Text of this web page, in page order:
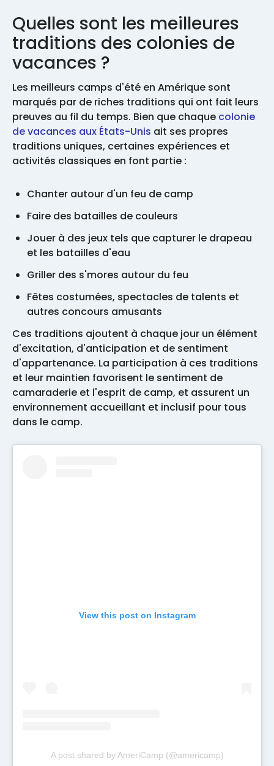
Quelles sont les meilleures
traditions des colonies de
vacances ?
Les meilleurs camps d'été en Amérique sont
marqués par de riches traditions qui ont fait leurs
preuves au fil du temps. Bien que chaque colonie
de vacances aux États-Unis ait ses propres
traditions uniques, certaines expériences et
activités classiques en font partie :
Chanter autour d'un feu de camp
Faire des batailles de couleurs
Jouer à des jeux tels que capturer le drapeau
et les batailles d'eau
Griller des s'mores autour du feu
Fêtes costumées, spectacles de talents et
autres concours amusants
Ces traditions ajoutent à chaque jour un élément
d'excitation, d'anticipation et de sentiment
d'appartenance. La participation à ces traditions
et leur maintien favorisent le sentiment de
camaraderie et l'esprit de camp, et assurent un
environnement accueillant et inclusif pour tous
dans le camp.
View this post on Instagram
A post shared by AmeriCamp (@americamp)